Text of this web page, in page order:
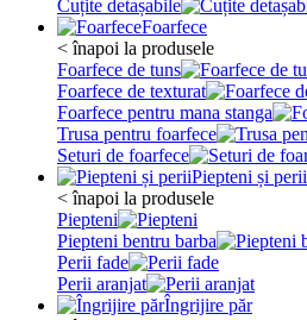
Cuțite detașabile
Foarfece
< înapoi la produsele
Foarfece de tuns
Foarfece de texturat
Foarfece pentru mana stanga
Trusa pentru foarfece
Seturi de foarfece
Piepteni și perii
< înapoi la produsele
Piepteni
Piepteni bentru barba
Perii fade
Perii aranjat
Îngrijire păr